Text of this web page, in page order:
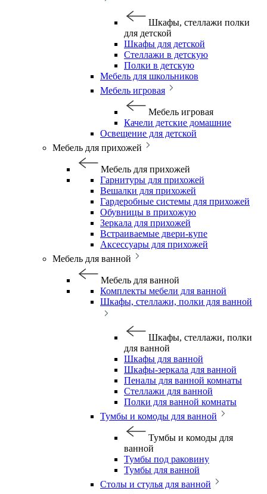
Шкафы, стеллажи полки
для детской
Шкафы для детской
Стеллажи в детскую
Полки в детскую
Мебель для школьников
Мебель игровая
Мебель игровая
Качели детские домашние
Освещение для детской
Мебель для прихожей
Мебель для прихожей
Гарнитуры для прихожей
Вешалки для прихожей
Гардеробные системы для прихожей
Обувницы в прихожую
Зеркала для прихожей
Встраиваемые двери-купе
Аксессуары для прихожей
Мебель для ванной
Мебель для ванной
Комплекты мебели для ванной
Шкафы, стеллажи, полки для ванной
Шкафы, стеллажи, полки
для ванной
Шкафы для ванной
Шкафы-зеркала для ванной
Пеналы для ванной комнаты
Стеллажи для ванной
Полки для ванной комнаты
Тумбы и комоды для ванной
Тумбы и комоды для
ванной
Тумбы под раковину
Тумбы для ванной
Столы и стулья для ванной